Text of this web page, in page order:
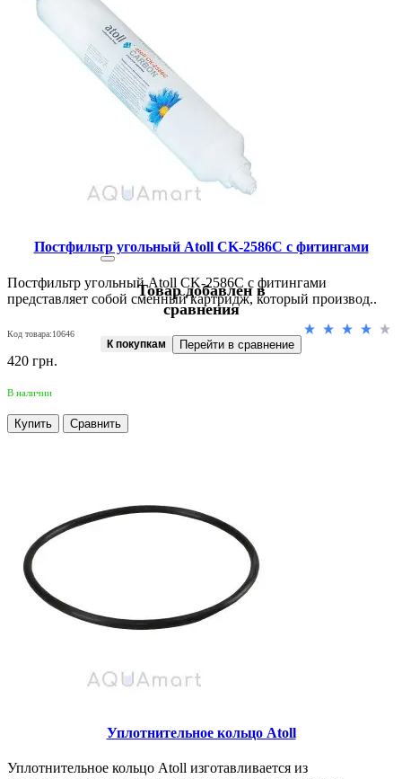
Постфильтр угольный Atoll CK-2586C с фитингами
Постфильтр угольный Atoll CK-2586C с фитингами
представляет собой сменный картридж, который производ..
Код товара:10646
420 грн.
В наличии
Купить Сравнить
Уплотнительное кольцо Atoll
Уплотнительное кольцо Atoll изготавливается из
Товар добавлен в
сравнения
К покупкам Перейти в сравнение